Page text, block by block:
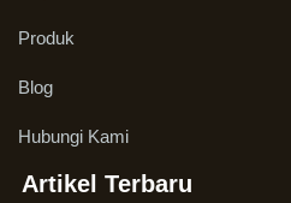
Produk
Blog
Hubungi Kami
Artikel Terbaru